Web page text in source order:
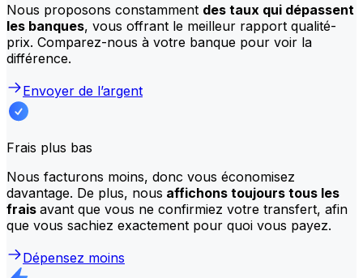
Nous proposons constamment des taux qui dépassent
les banques, vous offrant le meilleur rapport qualité-
prix. Comparez-nous à votre banque pour voir la
différence.
Envoyer de l’argent
Frais plus bas
Nous facturons moins, donc vous économisez
davantage. De plus, nous affichons toujours tous les
frais avant que vous ne confirmiez votre transfert, afin
que vous sachiez exactement pour quoi vous payez.
Dépensez moins